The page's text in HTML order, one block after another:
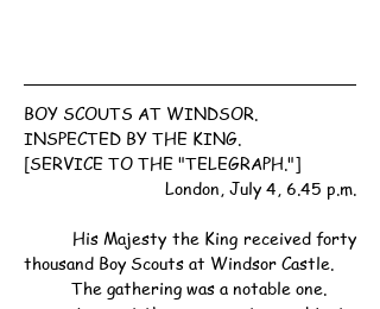
BOY SCOUTS AT WINDSOR.
INSPECTED BY THE KING.
[SERVICE TO THE "TELEGRAPH."]
London, July 4, 6.45 p.m.
thousand Boy Scouts at Windsor Castle.
	The gathering was a notable one.